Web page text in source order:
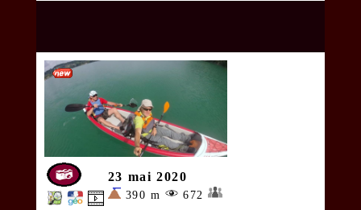
23 mai 2020
390 m 672